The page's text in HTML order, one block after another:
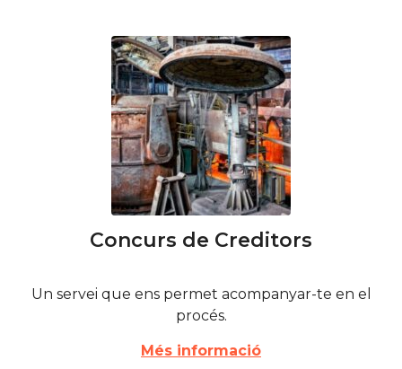
Concurs de Creditors
Un servei que ens permet acompanyar-te en el
procés.
Més informació